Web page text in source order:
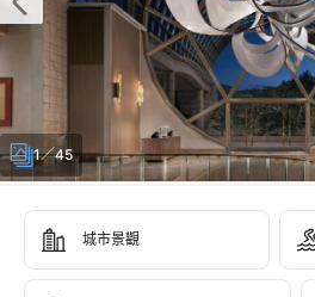
1／45
城市景觀